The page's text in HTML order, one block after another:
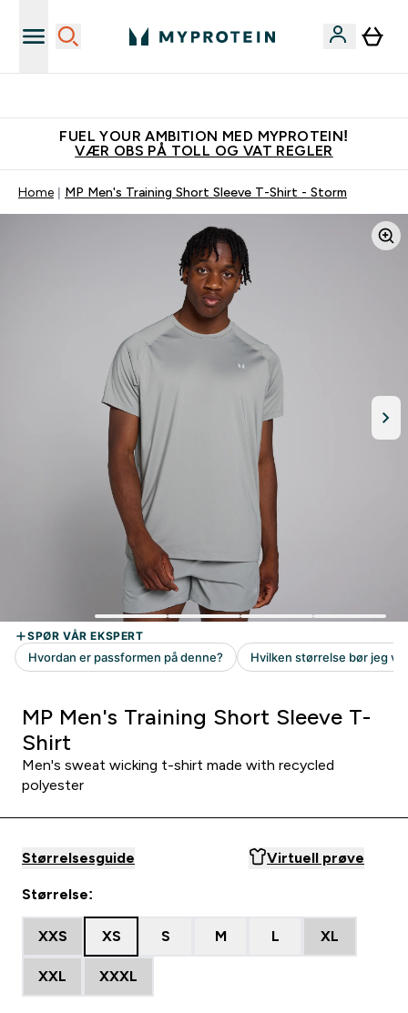
FUEL YOUR AMBITION MED MYPROTEIN!
VÆR OBS PÅ TOLL OG VAT REGLER
Home MP Men's Training Short Sleeve T-Shirt - Storm
MP Men's Training Short Sleeve T-
Shirt
Men's sweat wicking t-shirt made with recycled
polyester
Størrelsesguide Virtuell prøve
Størrelse:
XXS XS S M L XL
XXL XXXL